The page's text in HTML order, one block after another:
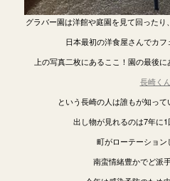
グラバー園は洋館や庭園を見て回ったり
日本最初の洋食屋さんでカフ
上の写真二枚にあるここ！園の最後
長崎く
という長崎の人は誰もが知って
出し物が見れるのは7年に
町がローテーション
南蛮情緒豊かでど派